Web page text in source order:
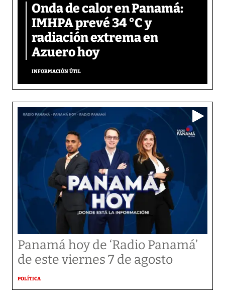
Onda de calor en Panamá:
IMHPA prevé 34 °C y
radiación extrema en
Azuero hoy
INFORMACIÓN ÚTIL
Panamá hoy de ‘Radio Panamá’
de este viernes 7 de agosto
POLÍTICA